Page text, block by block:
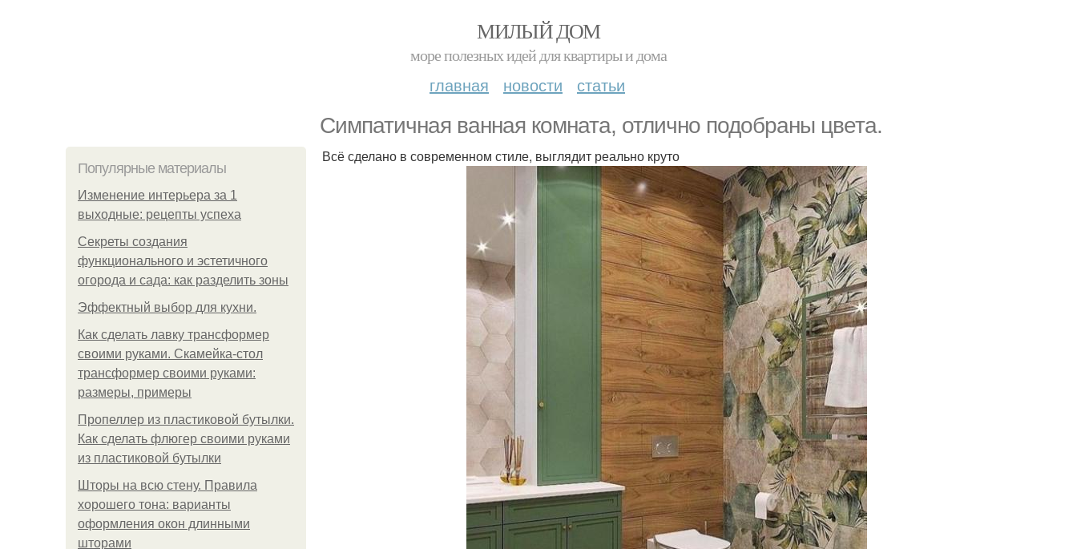
МИЛЫЙ ДОМ
море полезных идей для квартиры и дома
главная новости статьи
Симпатичная ванная комната, отлично подобраны цвета.
Популярные материалы
Изменение интерьера за 1
выходные: рецепты успеха
Секреты создания
функционального и эстетичного
огорода и сада: как разделить зоны
Эффектный выбор для кухни.
Как сделать лавку трансформер
своими руками. Скамейка-стол
трансформер своими руками:
размеры, примеры
Пропеллер из пластиковой бутылки.
Как сделать флюгер своими руками
из пластиковой бутылки
Шторы на всю стену. Правила
хорошего тона: варианты
оформления окон длинными
шторами
Всё сделано в современном стиле, выглядит реально круто